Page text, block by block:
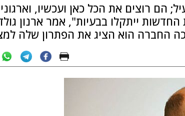
הם רוצים את הכל כאן ועכשיו,
ייתקלו בבעיות", אמר ארנון
החברה הוא הציג את הפתרון שלה